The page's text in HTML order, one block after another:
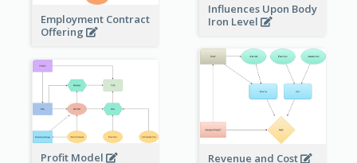
Employment Contract
Offering
Influences Upon Body
Iron Level
Revenue and Cost
Profit Model